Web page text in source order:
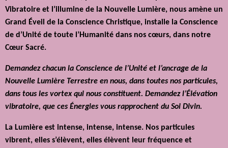
Vibratoire et l’illumine de la Nouvelle Lumière, nous amène un
Grand Éveil de la Conscience Christique, installe la Conscience
de d’Unité de toute l’Humanité dans nos cœurs, dans notre
Cœur Sacré.
Demandez chacun la Conscience de l’Unité et l’ancrage de la
Nouvelle Lumière Terrestre en nous, dans toutes nos particules,
dans tous les vortex qui nous constituent. Demandez l’Élévation
vibratoire, que ces Énergies vous rapprochent du Soi Divin.
La Lumière est intense, intense, intense. Nos particules
vibrent, elles s’élèvent, elles élèvent leur fréquence et